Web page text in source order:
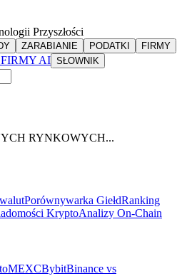
Przyszłości
ZARABIANIE PODATKI
FIRMY
FIRMY AI SŁOWNIK
RYNKOWYCH...
Porównywarka GiełdRanking
KryptoAnalizy On-Chain
MEXCBybitBinance vs